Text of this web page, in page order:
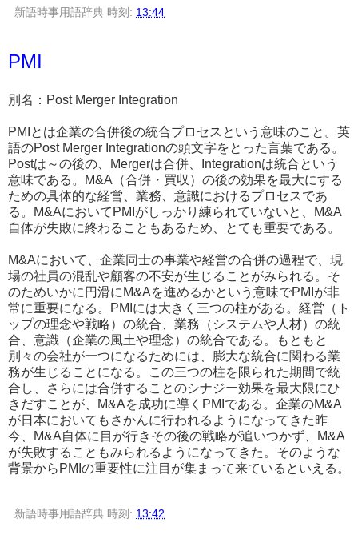
新語時事用語辞典 時刻: 13:44
PMI
別名：Post Merger Integration
PMIとは企業の合併後の統合プロセスという意味のこと。英
語のPost Merger Integrationの頭文字をとった言葉である。
Postは～の後の、Mergerは合併、Integrationは統合という
意味である。M&A（合併・買収）の後の効果を最大にする
ための具体的な経営、業務、意識におけるプロセスであ
る。M&AにおいてPMIがしっかり練られていないと、M&A
自体が失敗に終わることもあるため、とても重要である。
M&Aにおいて、企業同士の事業や経営の合併の過程で、現
場の社員の混乱や顧客の不安が生じることがみられる。そ
のためいかに円滑にM&Aを進めるかという意味でPMIが非
常に重要になる。PMIには大きく三つの柱がある。経営（ト
ップの理念や戦略）の統合、業務（システムや人材）の統
合、意識（企業の風土や理念）の統合である。もともと
別々の会社が一つになるためには、膨大な統合に関わる業
務が生じることになる。この三つの柱を限られた期間で統
合し、さらには合併することのシナジー効果を最大限にひ
きだすことが、M&Aを成功に導くPMIである。企業のM&A
が日本においてもさかんに行われるようになってきた昨
今、M&A自体に目が行きその後の戦略が追いつかず、M&A
が失敗することもみられるようになってきた。そのような
背景からPMIの重要性に注目が集まって来ているといえる。
新語時事用語辞典 時刻: 13:42